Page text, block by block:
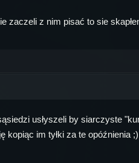
zaczeli z nim pisać to sie
usłyszeli by siarczyste
kopiąc im tyłki za te opóźnienia ;)